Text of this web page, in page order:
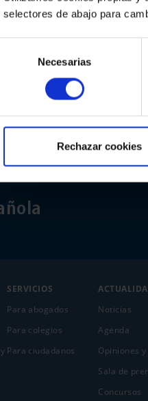
selectores de abajo para
Necesarias
Rechazar cookies
SERVICIOS
Para abogados
Para colegios
Para ciudadanos
Noticias
Agenda
Opiniones
Sala de
Concursos